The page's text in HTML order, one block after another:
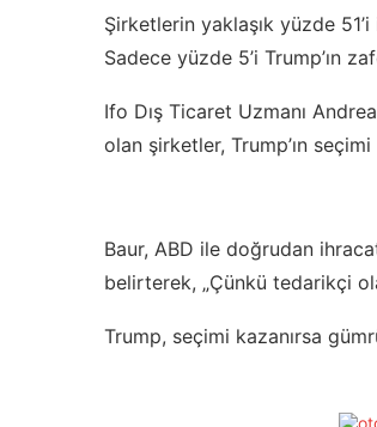
Şirketlerin yaklaşık yüzde
Sadece yüzde 5’i Trump’ın
Ifo Dış Ticaret Uzmanı
olan şirketler, Trump’ın
Baur, ABD ile doğrudan
belirterek, „Çünkü tedarikçi
Trump, seçimi kazanırsa